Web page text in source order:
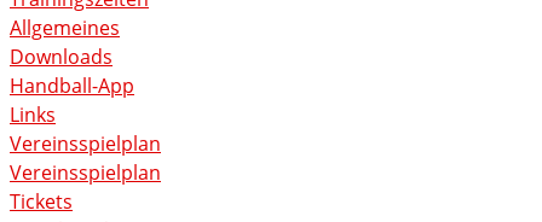
Allgemeines
Downloads
Handball-App
Links
Vereinsspielplan
Vereinsspielplan
Tickets